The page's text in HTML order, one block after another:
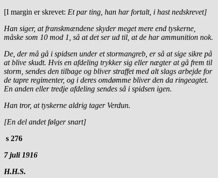
[I margin er skrevet: Et par ting, han har fortalt, i hast nedskrevet]
Han siger, at franskmændene skyder meget mere end tyskerne,
måske som 10 mod 1, så at det ser ud til, at de har ammunition nok.
De, der må gå i spidsen under et stormangreb, er så at sige sikre på
at blive skudt. Hvis en afdeling trykker sig eller nægter at gå frem til
storm, sendes den tilbage og bliver straffet med alt slags arbejde for
de tapre regimenter, og i deres omdømme bliver den da ringeagtet.
En anden eller tredje afdeling sendes så i spidsen igen.
Han tror, at tyskerne aldrig tager Verdun.
[En del andet følger snart]
s 276
7 juli 1916
H.H.S.